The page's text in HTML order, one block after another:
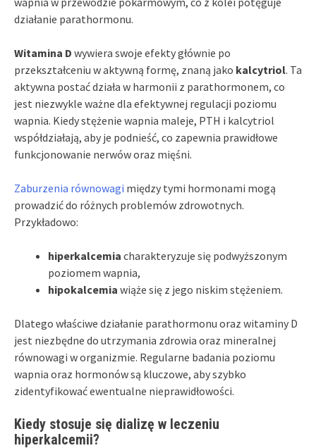
działanie parathormonu.
Witamina D wywiera swoje efekty głównie po
przekształceniu w aktywną formę, znaną jako kalcytriol. Ta
aktywna postać działa w harmonii z parathormonem, co
jest niezwykle ważne dla efektywnej regulacji poziomu
wapnia. Kiedy stężenie wapnia maleje, PTH i kalcytriol
współdziałają, aby je podnieść, co zapewnia prawidłowe
funkcjonowanie nerwów oraz mięśni.
Zaburzenia równowagi między tymi hormonami mogą
prowadzić do różnych problemów zdrowotnych.
Przykładowo:
hiperkalcemia charakteryzuje się podwyższonym
poziomem wapnia,
hipokalcemia wiąże się z jego niskim stężeniem.
Dlatego właściwe działanie parathormonu oraz witaminy D
jest niezbędne do utrzymania zdrowia oraz mineralnej
równowagi w organizmie. Regularne badania poziomu
wapnia oraz hormonów są kluczowe, aby szybko
zidentyfikować ewentualne nieprawidłowości.
Kiedy stosuje się dializę w leczeniu
hiperkalcemii?